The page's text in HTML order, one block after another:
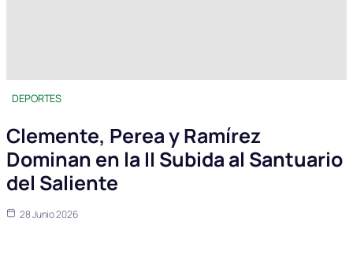
DEPORTES
Clemente, Perea y Ramírez
Dominan en la II Subida al Santuario
del Saliente
28 Junio 2026